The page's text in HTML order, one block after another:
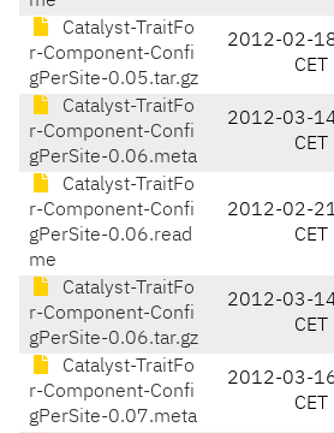
Catalyst-TraitFo
r-Component-Confi
gPerSite-0.05.tar.gz
2012-02-
CET
Catalyst-TraitFo
r-Component-Confi
gPerSite-0.06.meta
2012-03-
CET
Catalyst-TraitFo
r-Component-Confi
gPerSite-0.06.read
me
2012-02-
CET
Catalyst-TraitFo
r-Component-Confi
gPerSite-0.06.tar.gz
2012-03-
CET
Catalyst-TraitFo
r-Component-Confi
gPerSite-0.07.meta
2012-03-
CET